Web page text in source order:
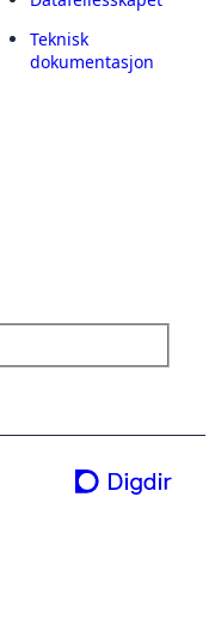
Teknisk
dokumentasjon